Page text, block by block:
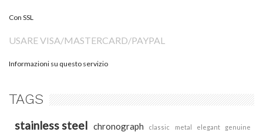
Con SSL
USARE VISA/MASTERCARD/PAYPAL
Informazioni su questo servizio
TAGS
stainless steel chronograph classic metal elegant
genuine